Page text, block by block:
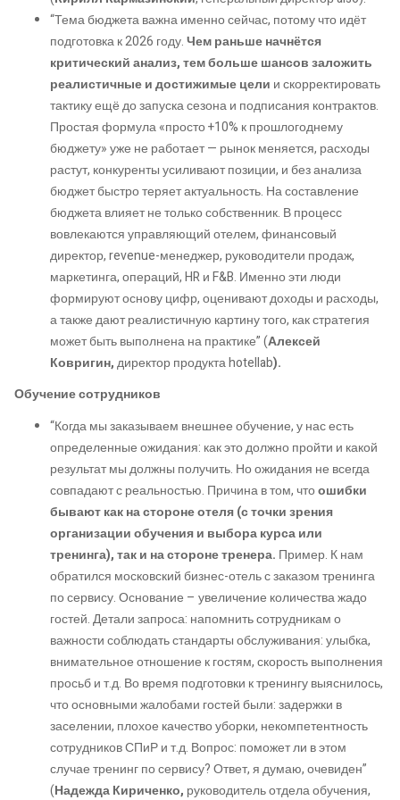
“Тема бюджета важна именно сейчас, потому что идёт
подготовка к 2026 году.Чем раньше начнётся
критический анализ, тем больше шансов заложить
реалистичные и достижимые цели и скорректировать
тактику ещё до запуска сезона и подписания контрактов.
Простая формула «просто +10% к прошлогоднему
бюджету» уже не работает — рынок меняется, расходы
растут, конкуренты усиливают позиции, и без анализа
бюджет быстро теряет актуальность. На составление
бюджета влияет не только собственник. В процесс
вовлекаются управляющий отелем, финансовый
директор, revenue-менеджер, руководители продаж,
маркетинга, операций, HR и F&B. Именно эти люди
формируют основу цифр, оценивают доходы и расходы,
а также дают реалистичную картину того, как стратегия
может быть выполнена на практике” (Алексей
Ковригин,директор продукта hotellab).
Обучение сотрудников
“Когда мы заказываем внешнее обучение, у нас есть
определенные ожидания: как это должно пройти и какой
результат мы должны получить. Но ожидания не всегда
совпадают с реальностью. Причина в том, чтоошибки
бывают как на стороне отеля (с точки зрения
организации обучения и выбора курса или
тренинга), так и на стороне тренера. Пример. К нам
обратился московский бизнес-отель с заказом тренинга
по сервису. Основание – увеличение количества жадо
гостей. Детали запроса: напомнить сотрудникам о
важности соблюдать стандарты обслуживания: улыбка,
внимательное отношение к гостям, скорость выполнения
просьб и т.д. Во время подготовки к тренингу выяснилось,
что основными жалобами гостей были: задержки в
заселении, плохое качество уборки, некомпетентность
сотрудников СПиР и т.д. Вопрос: поможет ли в этом
случае тренинг по сервису? Ответ, я думаю, очевиден”
(Надежда Кириченко, руководитель отдела обучения,